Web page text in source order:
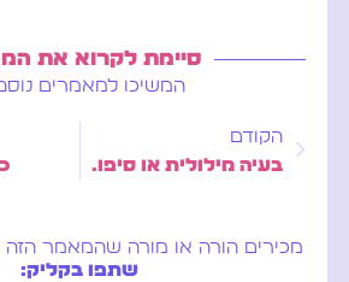
סיימת לקרוא את
המשיכו למאמרים
הקודם
בעיה מילולית או סיפור חשבוני
מכירים הורה או מורה שהמאמר הזה
שתפו בקליק: